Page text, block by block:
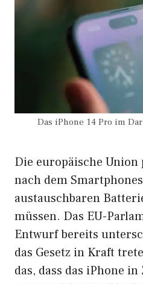
Das iPhone 14 Pro im
Die europäische Union
nach dem
austauschbaren
müssen. Das EU-
Entwurf bereits
das Gesetz in Kraft
das, dass das iPhone